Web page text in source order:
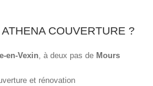
COUVERTURE ?
en-Vexin , à deux pas de Mours
et rénovation